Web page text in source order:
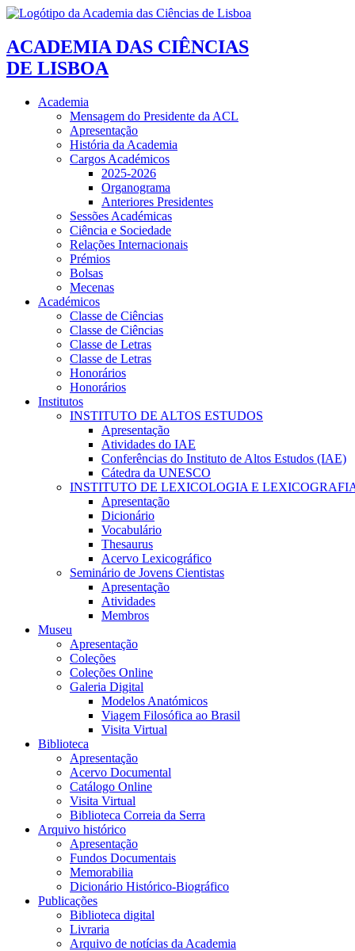
ACADEMIA DAS CIÊNCIAS
DE LISBOA
Academia
Mensagem do Presidente da ACL
Apresentação
História da Academia
Cargos Académicos
2025-2026
Organograma
Anteriores Presidentes
Sessões Académicas
Ciência e Sociedade
Relações Internacionais
Prémios
Bolsas
Mecenas
Académicos
Classe de Ciências
Classe de Ciências
Classe de Letras
Classe de Letras
Honorários
Honorários
Institutos
INSTITUTO DE ALTOS ESTUDOS
Apresentação
Atividades do IAE
Conferências do Instituto de Altos Estudos (IAE)
Cátedra da UNESCO
INSTITUTO DE LEXICOLOGIA E
Apresentação
Dicionário
Vocabulário
Thesaurus
Acervo Lexicográfico
Seminário de Jovens Cientistas
Apresentação
Atividades
Membros
Museu
Apresentação
Coleções
Coleções Online
Galeria Digital
Modelos Anatómicos
Viagem Filosófica ao Brasil
Visita Virtual
Biblioteca
Apresentação
Acervo Documental
Catálogo Online
Visita Virtual
Biblioteca Correia da Serra
Arquivo histórico
Apresentação
Fundos Documentais
Memorabilia
Dicionário Histórico-Biográfico
Publicações
Biblioteca digital
Livraria
Arquivo de notícias da Academia